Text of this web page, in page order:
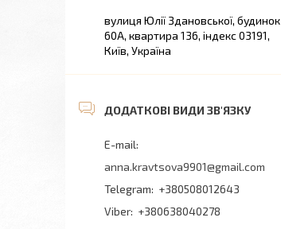
вулиця Юлії Здановської, будинок
60А, квартира 136, індекс 03191,
Київ, Україна
anna.kravtsova9901@gmail.com
+380508012643
+380638040278